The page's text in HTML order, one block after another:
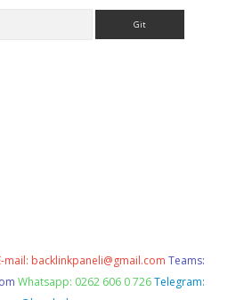
mail: backlinkpaneli@gmail.com Teams:
Whatsapp: 0262 606 0 726 Telegram: